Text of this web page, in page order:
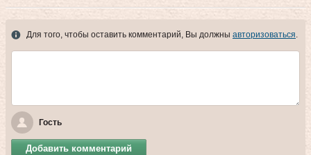
Для того, чтобы оставить комментарий, Вы должны авторизоваться.
Гость
Добавить комментарий